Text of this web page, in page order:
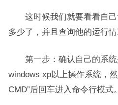
这时候我们就要看看自己
多少了，并且查询他的运行情
第一步：确认自己的系统
windows xp以上操作系统，
CMD”后回车进入命令行模式。